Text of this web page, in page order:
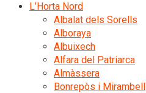
L’Horta Nord
Albalat dels Sorells
Alboraya
Albuixech
Alfara del Patriarca
Almàssera
Bonrepòs i Mirambell